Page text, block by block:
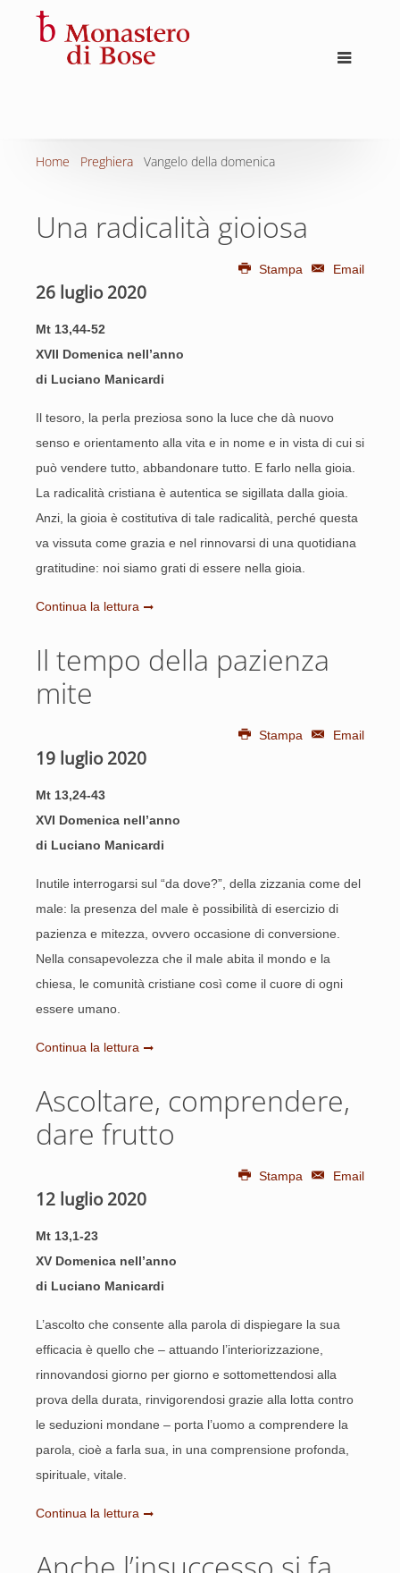
Home Preghiera Vangelo della domenica
Una radicalità gioiosa
Stampa Email
26 luglio 2020
Mt 13,44-52
XVII Domenica nell’anno
di Luciano Manicardi
Il tesoro, la perla preziosa sono la luce che dà nuovo
senso e orientamento alla vita e in nome e in vista di cui si
può vendere tutto, abbandonare tutto. E farlo nella gioia.
La radicalità cristiana è autentica se sigillata dalla gioia.
Anzi, la gioia è costitutiva di tale radicalità, perché questa
va vissuta come grazia e nel rinnovarsi di una quotidiana
gratitudine: noi siamo grati di essere nella gioia.
Continua la lettura
Il tempo della pazienza
mite
Stampa Email
19 luglio 2020
Mt 13,24-43
XVI Domenica nell’anno
di Luciano Manicardi
Inutile interrogarsi sul “da dove?”, della zizzania come del
male: la presenza del male è possibilità di esercizio di
pazienza e mitezza, ovvero occasione di conversione.
Nella consapevolezza che il male abita il mondo e la
chiesa, le comunità cristiane così come il cuore di ogni
essere umano.
Continua la lettura
Ascoltare, comprendere,
dare frutto
Stampa Email
12 luglio 2020
Mt 13,1-23
XV Domenica nell’anno
di Luciano Manicardi
L’ascolto che consente alla parola di dispiegare la sua
efficacia è quello che – attuando l’interiorizzazione,
rinnovandosi giorno per giorno e sottomettendosi alla
prova della durata, rinvigorendosi grazie alla lotta contro
le seduzioni mondane – porta l’uomo a comprendere la
parola, cioè a farla sua, in una comprensione profonda,
spirituale, vitale.
Continua la lettura